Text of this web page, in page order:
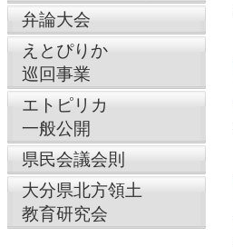
弁論大会
えとぴりか
巡回事業
エトピリカ
一般公開
県民会議会則
大分県北方領土
教育研究会